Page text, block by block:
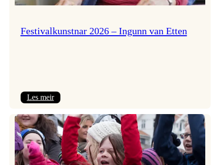
Festivalkunstnar 2026 – Ingunn van Etten
Les meir:
2026
–
Ingunn van Etten